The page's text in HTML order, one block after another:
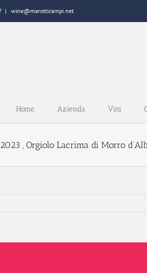
| wine@marotticampi.net
Home Azienda Vini
, Orgiolo Lacrima di Morro